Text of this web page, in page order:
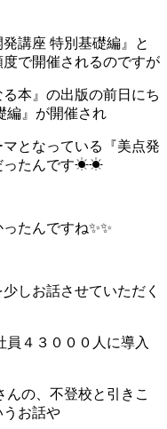
講座 特別基礎編』と
で開催されるのですが
本』の出版の前日にち
編』が開催され
となっている『美点発
ったんです☀☀
たんですね✨✨
しお話させていただく
４３０００人に導入
の、不登校と引きこ
うお話や